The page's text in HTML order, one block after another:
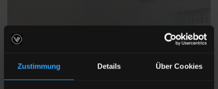
Zustimmung Details Über Cookies